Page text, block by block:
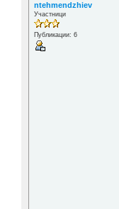
ntehmendzhiev
Участници
Публикации: 6